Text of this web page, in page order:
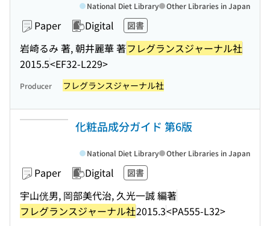
Paper Digital 図書
岩崎るみ 著, 朝井麗華 著フレグランスジャーナル社
2015.5<EF32-L229>
National Diet Library Other Libraries in Japan
Producer フレグランスジャーナル社
化粧品成分ガイド 第6版
Paper Digital 図書
宇山侊男, 岡部美代治, 久光一誠 編著
フレグランスジャーナル社2015.3<PA555-L32>
National Diet Library Other Libraries in Japan